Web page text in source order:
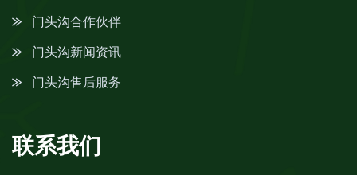
门头沟合作伙伴
门头沟新闻资讯
门头沟售后服务
联系我们